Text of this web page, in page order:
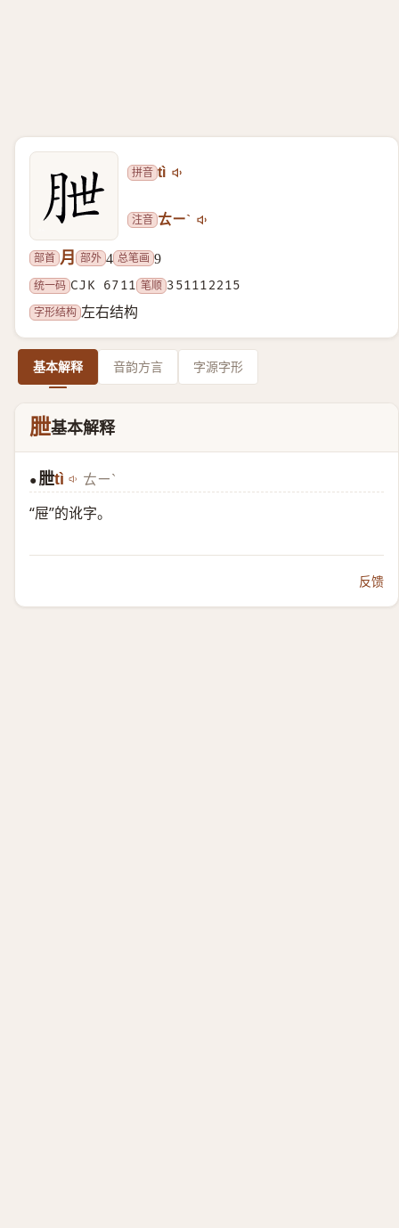
拼音 tì
注音 ㄊㄧˋ
部首 月 部外 4 总笔画 9
统一码 CJK 6711 笔顺 351112215
字形结构 左右结构
基本解释 音韵方言 字源字形
朑基本解释
● 朑tì ㄊㄧˋ
“屉”的讹字。
反馈